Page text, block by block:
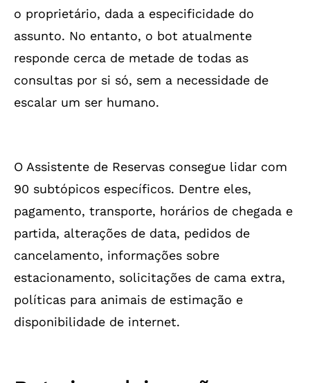
o proprietário, dada a especificidade do
assunto. No entanto, o bot atualmente
responde cerca de metade de todas as
consultas por si só, sem a necessidade de
escalar um ser humano.
O Assistente de Reservas consegue lidar com
90 subtópicos específicos. Dentre eles,
pagamento, transporte, horários de chegada e
partida, alterações de data, pedidos de
cancelamento, informações sobre
estacionamento, solicitações de cama extra,
políticas para animais de estimação e
disponibilidade de internet.